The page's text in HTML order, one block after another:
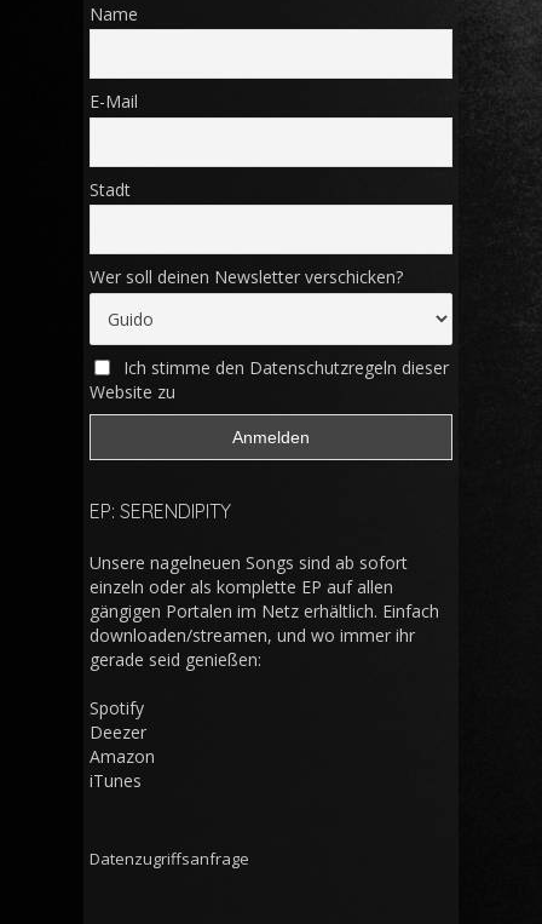
Name
E-Mail
Stadt
Wer soll deinen Newsletter verschicken?
Ich stimme den Datenschutzregeln dieser
Website zu
EP: SERENDIPITY
Unsere nagelneuen Songs sind ab sofort
einzeln oder als komplette EP auf allen
gängigen Portalen im Netz erhältlich. Einfach
downloaden/streamen, und wo immer ihr
gerade seid genießen:
Spotify
Deezer
Amazon
iTunes
Datenzugriffsanfrage